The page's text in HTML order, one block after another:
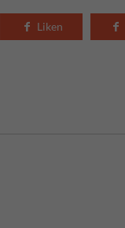
Liken